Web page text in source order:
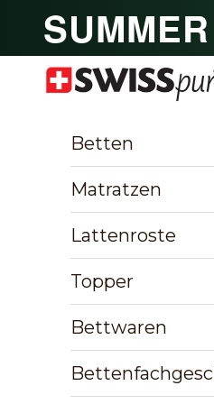
SWISSpur
Betten
Matratzen
Lattenroste
Topper
Bettwaren